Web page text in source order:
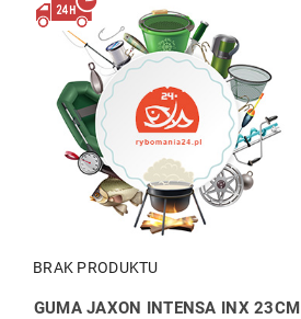
BRAK PRODUKTU
GUMA JAXON INTENSA INX 23CM